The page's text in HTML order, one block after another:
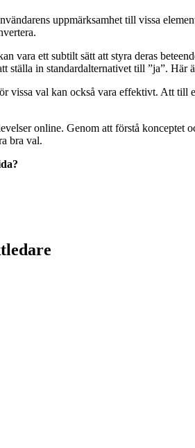
uppmärksamhet till vissa
vara ett subtilt sätt att styra deras
ställa in standardalternativet till ”ja”.
vissa val kan också vara effektivt. Att
online. Genom att förstå
bra val.